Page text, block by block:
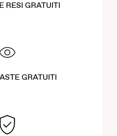
RESI GRATUITI
GRATUITI